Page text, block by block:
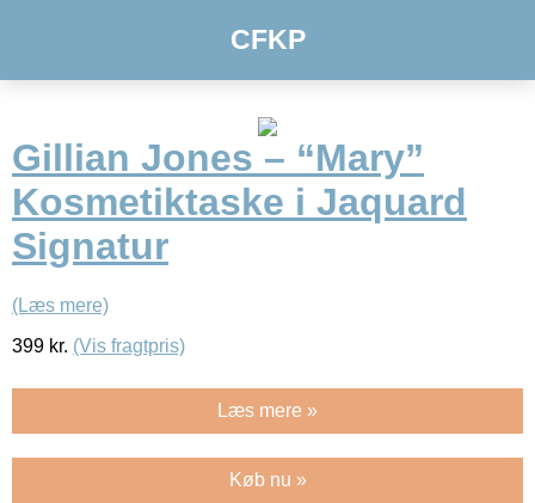
CFKP
Gillian Jones – “Mary”
Kosmetiktaske i Jaquard
Signatur
(Læs mere)
399 kr. (Vis fragtpris)
Læs mere »
Køb nu »